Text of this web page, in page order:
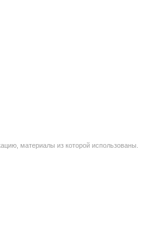
материалы из которой использованы.